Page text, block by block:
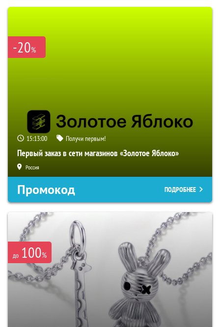
-20%
15:12:59 Получи первым!
Первый заказ в сети магазинов «Золотое Яблоко»
Россия
Промокод ПОДРОБНЕЕ
до 100%